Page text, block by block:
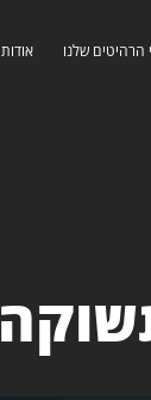
הרהיטים שלנו אודות